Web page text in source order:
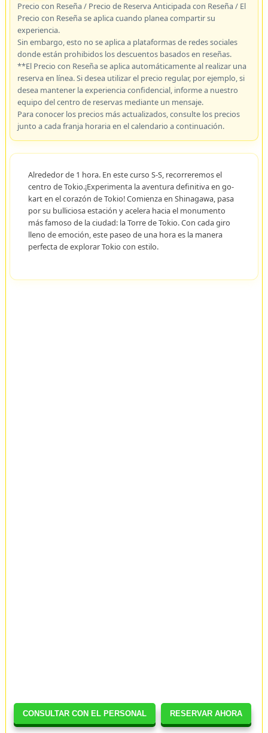
CONSULTAR CON EL PERSONAL RESERVAR AHORA
Precio con Reseña / Precio de Reserva Anticipada con Reseña / El
Precio con Reseña se aplica cuando planea compartir su
experiencia.
Sin embargo, esto no se aplica a plataformas de redes sociales
donde están prohibidos los descuentos basados en reseñas.
**El Precio con Reseña se aplica automáticamente al realizar una
reserva en línea. Si desea utilizar el precio regular, por ejemplo, si
desea mantener la experiencia confidencial, informe a nuestro
equipo del centro de reservas mediante un mensaje.
Para conocer los precios más actualizados, consulte los precios
junto a cada franja horaria en el calendario a continuación.
Alrededor de 1 hora. En este curso S-S, recorreremos el
centro de Tokio.¡Experimenta la aventura definitiva en go-
kart en el corazón de Tokio! Comienza en Shinagawa, pasa
por su bulliciosa estación y acelera hacia el monumento
más famoso de la ciudad: la Torre de Tokio. Con cada giro
lleno de emoción, este paseo de una hora es la manera
perfecta de explorar Tokio con estilo.